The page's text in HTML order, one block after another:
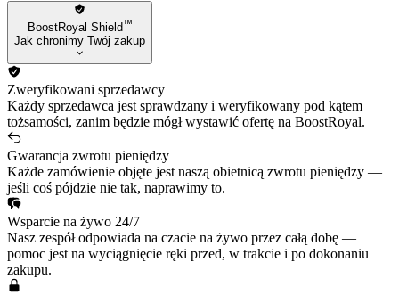
BoostRoyal Shield™
Jak chronimy Twój zakup
Zweryfikowani sprzedawcy
Każdy sprzedawca jest sprawdzany i weryfikowany pod kątem
tożsamości, zanim będzie mógł wystawić ofertę na BoostRoyal.
Gwarancja zwrotu pieniędzy
Każde zamówienie objęte jest naszą obietnicą zwrotu pieniędzy —
jeśli coś pójdzie nie tak, naprawimy to.
Wsparcie na żywo 24/7
Nasz zespół odpowiada na czacie na żywo przez całą dobę —
pomoc jest na wyciągnięcie ręki przed, w trakcie i po dokonaniu
zakupu.